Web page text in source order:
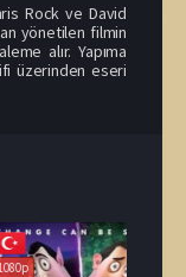
Rock ve David
yönetilen filmin
alır. Yapıma
üzerinden eseri